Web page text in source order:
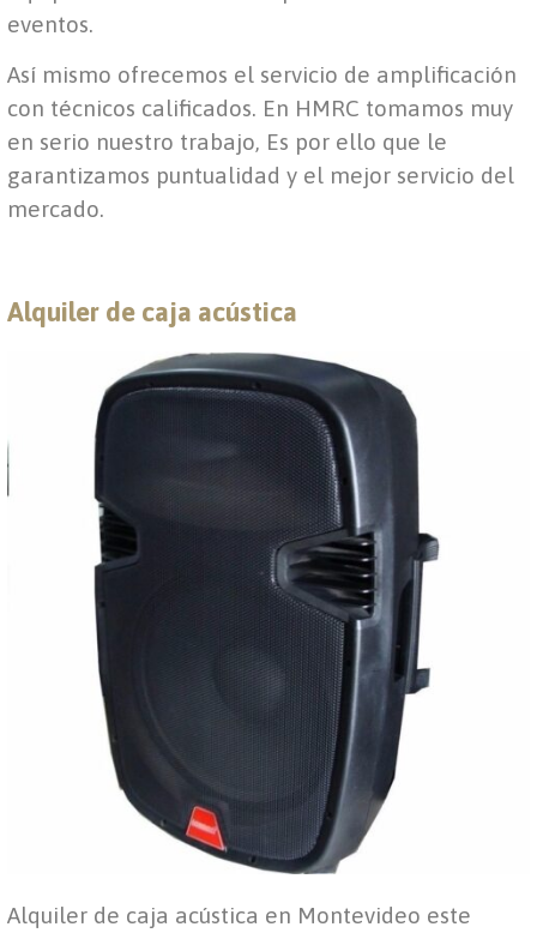
eventos.
Así mismo ofrecemos el servicio de amplificación
con técnicos calificados. En HMRC tomamos muy
en serio nuestro trabajo, Es por ello que le
garantizamos puntualidad y el mejor servicio del
mercado.
Alquiler de caja acústica
Alquiler de caja acústica en Montevideo este